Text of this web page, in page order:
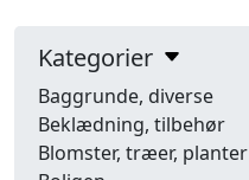
Kategorier
Baggrunde, diverse
Beklædning, tilbehør
Blomster, træer, planter